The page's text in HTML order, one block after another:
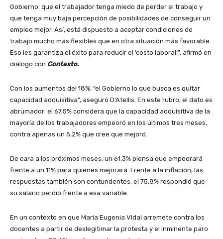
Gobierno: que el trabajador tenga miedo de perder el trabajo y
que tenga muy baja percepción de posibilidades de conseguir un
empleo mejor. Así, está dispuesto a aceptar condiciones de
trabajo mucho más flexibles que en otra situación más favorable.
Eso les garantiza el éxito para reducir el ‘costo laboral’”, afirmó en
diálogo con Contexto.
Con los aumentos del 18%, “el Gobierno lo que busca es quitar
capacidad adquisitiva”, aseguró D’Atellis. En este rubro, el dato es
abrumador: el 67,5% considera que la capacidad adquisitiva de la
mayoría de los trabajadores empeoró en los últimos tres meses,
contra apenas un 5,2% que cree que mejoró.
De cara a los próximos meses, un 61,3% piensa que empeorará
frente a un 11% para quienes mejorará. Frente a la inflación, las
respuestas también son contundentes: el 75,8% respondió que
su salario perdió frente a esa variable.
En un contexto en que María Eugenia Vidal arremete contra los
docentes a partir de deslegitimar la protesta y el inminente paro